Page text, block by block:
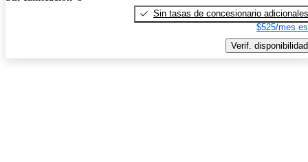
Sin tasas de concesionario adicionales
$525/mes
Verif. disponibilidad